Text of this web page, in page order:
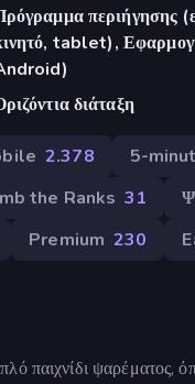
περιήγησης
tablet),
διάταξη
2.378 5-
the Ranks 31
Premium 230
παιχνίδι ψαρέματος,